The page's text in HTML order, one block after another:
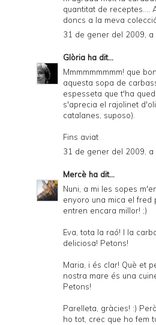
quantitat de receptes....
doncs a la meva
31 de gener del 2009, a
Glòria ha dit...
Mmmmmmmmm! que
aquesta sopa de
espesseta que t'ha
s'aprecia el rajolinet
catalanes, suposo).
Fins aviat
31 de gener del 2009, a
Mercè ha dit...
Nuni, a mi les sopes
enyoro una mica el fred
entren encara millor! ;)
Eva, tota la raó! I la
deliciosa! Petons!
Maria, i és clar! Què et
nostra mare és una
Petons!
Parelleta, gràcies! :)
ho tot, crec que ho fem